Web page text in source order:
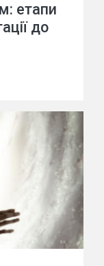
етапи
до